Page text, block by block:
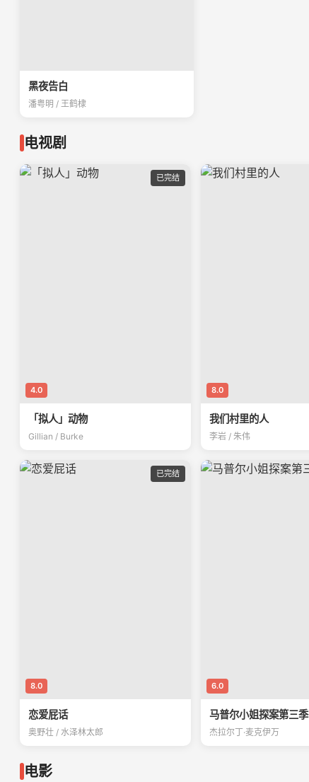
黑夜告白
潘粤明 / 王鹤棣
电视剧
已完结
4.0
「拟人」动物
Gillian / Burke
8.0
我们村里的人
李岩 / 朱伟
已完结
8.0
恋爱屁话
奥野壮 / 水泽林太郎
6.0
马普尔小姐探案第三季
杰拉尔丁·麦克伊万
电影